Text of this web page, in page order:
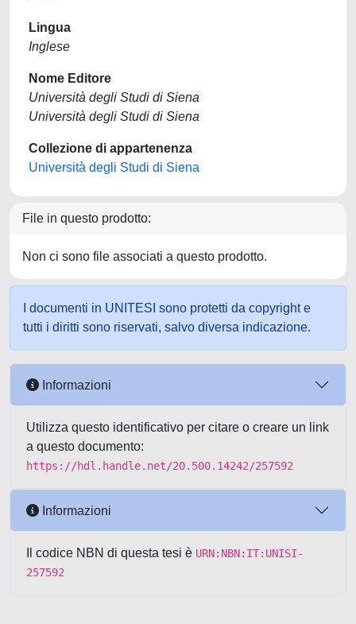
Lingua
Inglese
Nome Editore
Università degli Studi di Siena
Università degli Studi di Siena
Collezione di appartenenza
Università degli Studi di Siena
File in questo prodotto:
Non ci sono file associati a questo prodotto.
I documenti in UNITESI sono protetti da copyright e
tutti i diritti sono riservati, salvo diversa indicazione.
Informazioni
Utilizza questo identificativo per citare o creare un link
a questo documento:
https://hdl.handle.net/20.500.14242/257592
Informazioni
Il codice NBN di questa tesi è URN:NBN:IT:UNISI-
257592